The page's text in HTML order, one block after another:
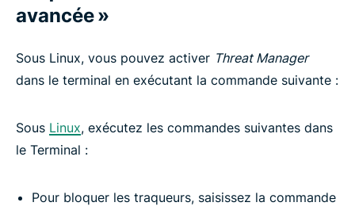
avancée »
Sous Linux, vous pouvez activer Threat Manager
dans le terminal en exécutant la commande suivante :
Sous Linux, exécutez les commandes suivantes dans
le Terminal :
Pour bloquer les traqueurs, saisissez la commande